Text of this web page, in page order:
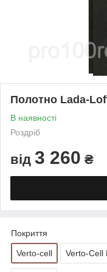
Полотно Lada-
В наявності
Роздріб
від 3 260 ₴
Покриття
Verto-cell Verto-Cell